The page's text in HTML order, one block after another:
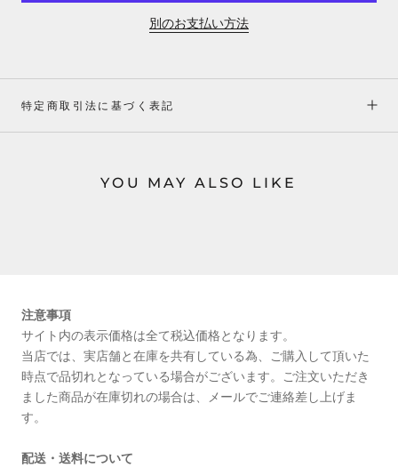
別のお支払い方法
特定商取引法に基づく表記
YOU MAY ALSO LIKE
注意事項
サイト内の表示価格は全て税込価格となります。
当店では、実店舗と在庫を共有している為、ご購入して頂いた
時点で品切れとなっている場合がございます。ご注文いただき
ました商品が在庫切れの場合は、メールでご連絡差し上げま
す。
配送・送料について